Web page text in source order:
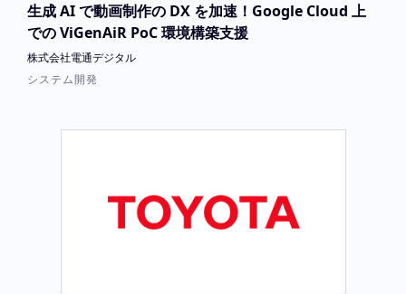
生成 AI で動画制作の DX を加速！Google Cloud 上
での ViGenAiR PoC 環境構築支援
株式会社電通デジタル
システム開発